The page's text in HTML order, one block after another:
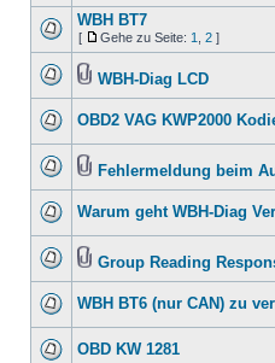
WBH BT7
[ Gehe zu Seite: 1 2 ]
WBH-Diag LCD
OBD2 VAG KWP2000
Fehlermeldung beim
Warum geht WBH-Diag
Group Reading
WBH BT6 (nur CAN) zu
OBD KW 1281